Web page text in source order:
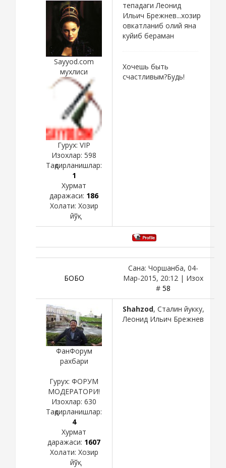
Sayyod.com
мухлиси
Гурух: VIP
Изохлар: 598
Тақдирланишлар:
1
Хурмат
даражаси: 186
Холати: Хозир
йўқ
тепадаги Леонид
Ильич Брежнев...хозир
овкатланиб олий яна
куйиб бераман
Хочешь быть
счастливым?Будь!
БОБО
Сана: Чоршанба, 04-
Мар-2015, 20:12 | Изох
# 58
ФанФорум
рахбари
Гурух: ФОРУМ
МОДЕРАТОРИ!
Изохлар: 630
Тақдирланишлар:
4
Хурмат
даражаси: 1607
Холати: Хозир
йўқ
Shahzod, Сталин йукку,
Леонид Ильич Брежнев